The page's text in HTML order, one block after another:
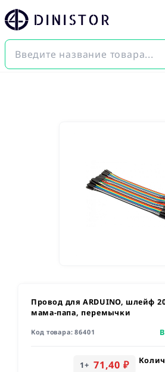
DINISTOR
Провод для ARDUINO, шлейф
мама-папа, перемычки
Код товара:86401
1+ 71,40 ₽